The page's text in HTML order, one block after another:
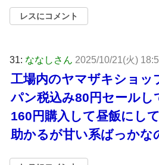
レスにコメント
31: ななしさん 2025/10/21(火)
工場内のヤマザキショッ
パン税込み80円セールし
160円購入して昼飯にし
助かるが甘い系ばっかな